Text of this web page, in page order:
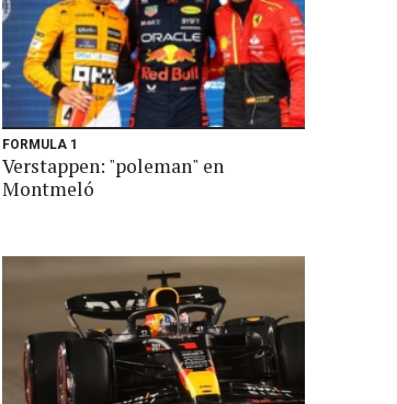
FORMULA 1
Verstappen: "poleman" en
Montmeló